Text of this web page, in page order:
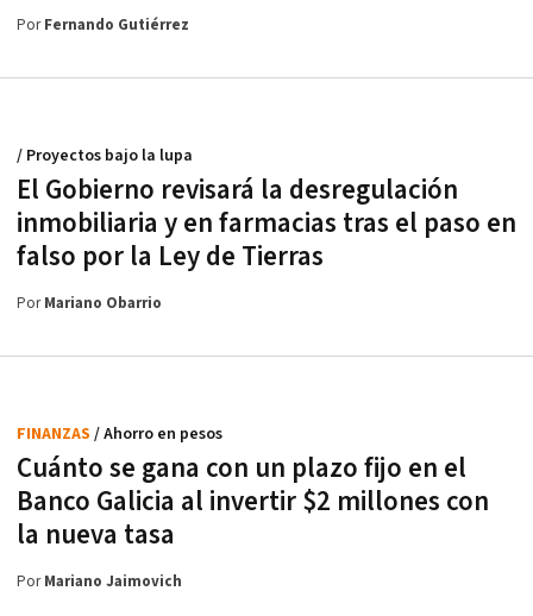
PorFernando Gutiérrez
El Gobierno revisará la desregulación
inmobiliaria y en farmacias tras el paso en
falso por la Ley de Tierras
/ Proyectos bajo la lupa
PorMariano Obarrio
Cuánto se gana con un plazo fijo en el
Banco Galicia al invertir $2 millones con
la nueva tasa
FINANZAS / Ahorro en pesos
PorMariano Jaimovich